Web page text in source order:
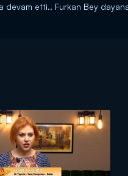
devam etti.. Furkan Bey